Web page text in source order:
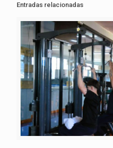
Entradas relacionadas